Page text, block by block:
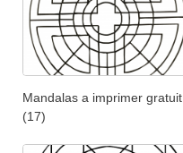
Mandalas a imprimer gratuit
(17)